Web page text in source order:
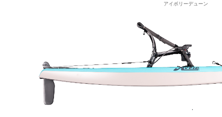
アイボリーデューン